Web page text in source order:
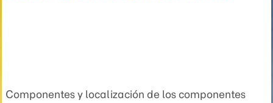
Componentes y localización de los componentes